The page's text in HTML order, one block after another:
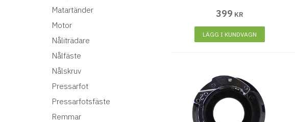
Matartänder
Motor
Nåliträdare
Nålfäste
Nålskruv
Pressarfot
Pressarfotsfäste
Remmar
399 KR
LÄGG I KUNDVAGN